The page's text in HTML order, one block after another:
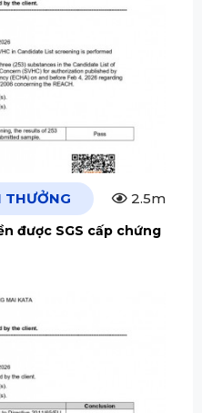
THƯỞNG 2.5m
được SGS cấp chứng